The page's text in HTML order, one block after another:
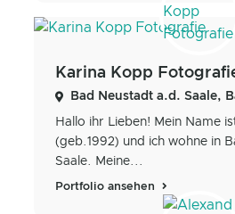
Karina Kopp
Bad Neustadt a.d. Saale,
Hallo ihr Lieben! Mein Name
(geb.1992) und ich wohne in
Saale. Meine...
Portfolio ansehen